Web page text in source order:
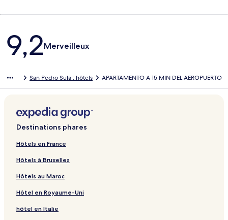
Avis
9,2Merveilleux
San Pedro Sula : hôtels APARTAMENTO A 15 MIN DEL AEROPUERTO
Destinations phares
Hôtels en France
Hôtels à Bruxelles
Hôtels au Maroc
Hôtel en Royaume-Uni
hôtel en Italie